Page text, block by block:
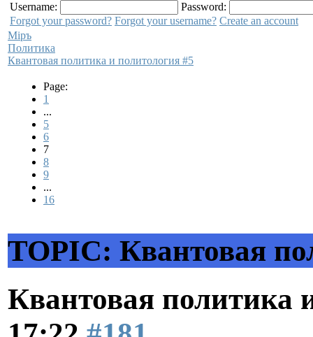
Username:
Password:
Forgot your password? Forgot your username? Create an account
Мiръ
Политика
Квантовая политика и политология #5
Page:
1
...
5
6
7
8
9
...
16
TOPIC: Квантовая
Квантовая политика